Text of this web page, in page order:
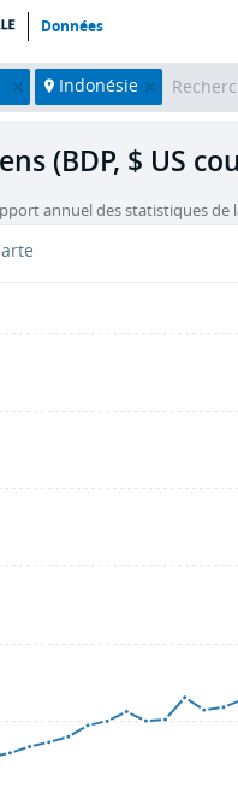
Données
Indonésie
(BDP, $ US
annuel des statistiques de